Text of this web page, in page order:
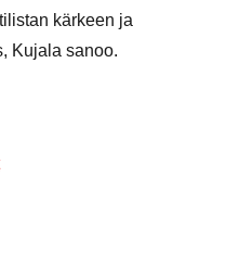
kärkeen ja
Kujala sanoo.